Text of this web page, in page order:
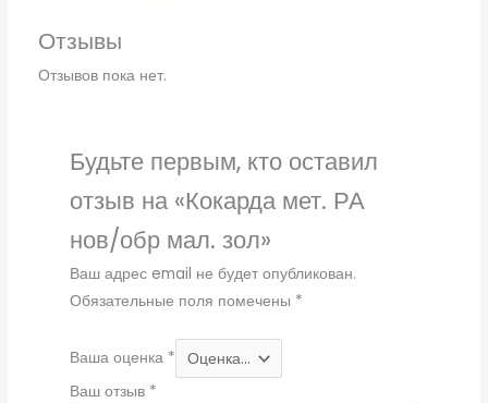
Отзывы
Отзывов пока нет.
Будьте первым, кто оставил
отзыв на «Кокарда мет. РА
нов/обр мал. зол»
Ваш адрес email не будет опубликован.
Обязательные поля помечены *
Ваша оценка *
Ваш отзыв *